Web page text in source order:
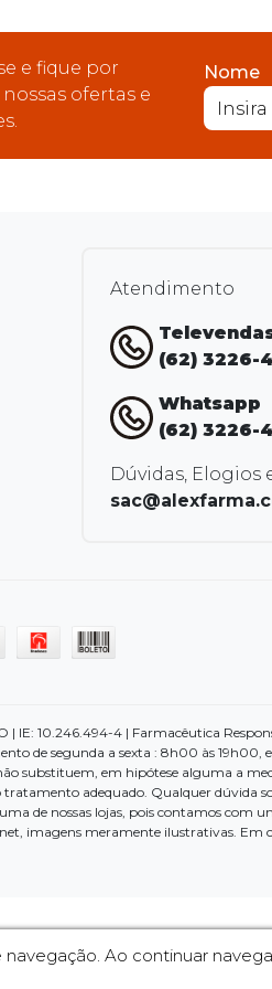
e fique por
ofertas e
Nome
Atendimento
(62) 3226-
Whatsapp
(62) 3226-
Dúvidas, Elogios
10.246.494-4 | Farmacêutica
de segunda a sexta : 8h00 às 19h00,
substituem, em hipótese alguma a
adequado. Qualquer dúvida
de nossas lojas, pois contamos
imagens meramente ilustrativas. Em
Ao continuar